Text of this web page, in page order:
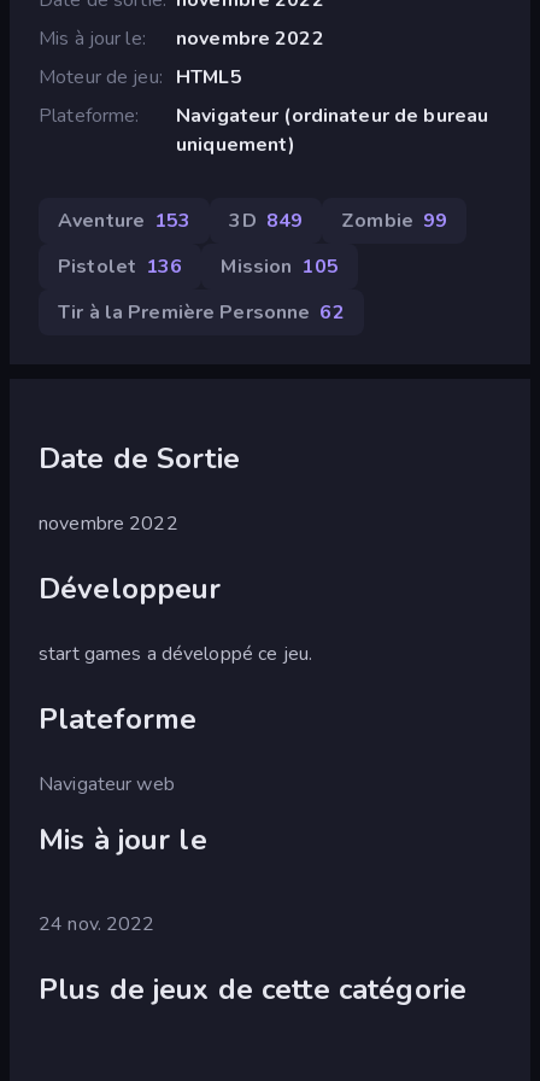
Mis à jour le
novembre 2022
Moteur de jeu
HTML5
Plateforme
Navigateur (ordinateur de bureau
uniquement)
Aventure 153 3D 849 Zombie 99
Pistolet 136 Mission 105
Tir à la Première Personne 62
Date de Sortie
novembre 2022
Développeur
start games a développé ce jeu.
Plateforme
Navigateur web
Mis à jour le
24 nov. 2022
Plus de jeux de cette catégorie